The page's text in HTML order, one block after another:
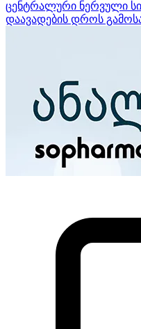
ცენტრალური ნერვული
დაავადების დროს